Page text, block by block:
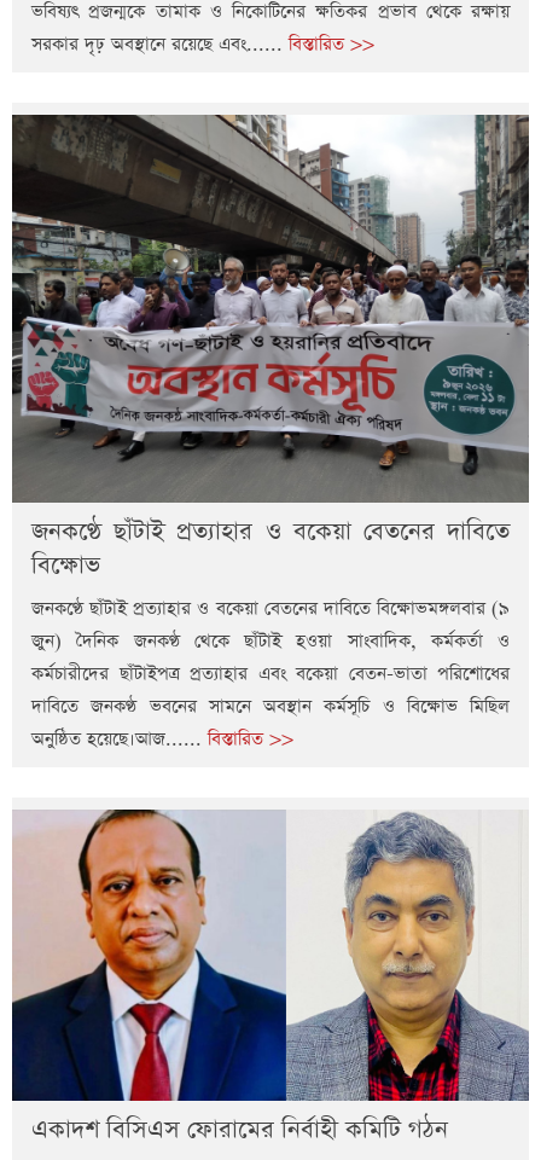
ভবিষ্যৎ প্রজন্মকে তামাক ও নিকোটিনের ক্ষতিকর প্রভাব থেকে রক্ষায়
সরকার দৃঢ় অবস্থানে রয়েছে এবং......বিস্তারিত >>
জনকণ্ঠে ছাঁটাই প্রত্যাহার ও বকেয়া বেতনের দাবিতে
বিক্ষোভ
জনকণ্ঠে ছাঁটাই প্রত্যাহার ও বকেয়া বেতনের দাবিতে বিক্ষোভমঙ্গলবার (৯
জুন) দৈনিক জনকণ্ঠ থেকে ছাঁটাই হওয়া সাংবাদিক, কর্মকর্তা ও
কর্মচারীদের ছাঁটাইপত্র প্রত্যাহার এবং বকেয়া বেতন-ভাতা পরিশোধের
দাবিতে জনকণ্ঠ ভবনের সামনে অবস্থান কর্মসূচি ও বিক্ষোভ মিছিল
অনুষ্ঠিত হয়েছে।আজ......বিস্তারিত >>
একাদশ বিসিএস ফোরামের নির্বাহী কমিটি গঠন